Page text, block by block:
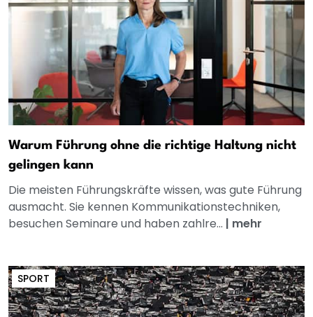
Warum Führung ohne die richtige Haltung nicht
gelingen kann
Die meisten Führungskräfte wissen, was gute Führung
ausmacht. Sie kennen Kommunikationstechniken,
besuchen Seminare und haben zahlre... | mehr
SPORT